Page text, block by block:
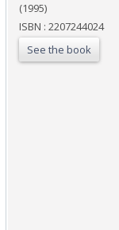
(1995)
ISBN : 2207244024
See the book